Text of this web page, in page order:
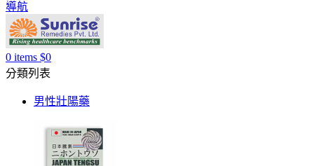
導航
0 items $0
分類列表
男性壯陽藥